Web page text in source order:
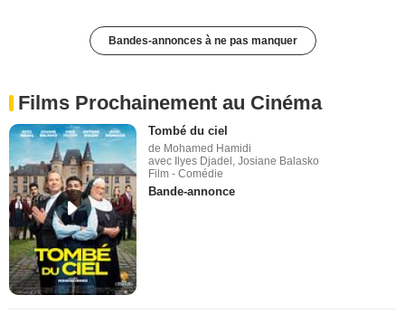
Bandes-annonces à ne pas manquer
Films Prochainement au Cinéma
Tombé du ciel
de Mohamed Hamidi
avec Ilyes Djadel, Josiane Balasko
Film - Comédie
Bande-annonce